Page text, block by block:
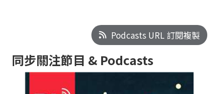
Podcasts URL 訂閱複製
同步關注節目 & Podcasts